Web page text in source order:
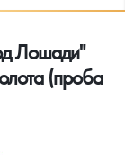
Лошади"
(проба